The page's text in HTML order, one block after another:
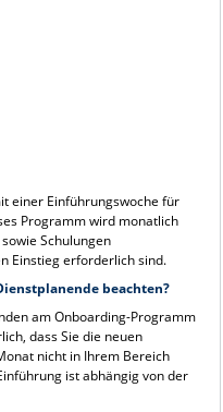
einer Einführungswoche für
Programm wird monatlich
Schulungen
Einstieg erforderlich sind.
beachten?
am Onboarding-Programm
dass Sie die neuen
nicht in Ihrem Bereich
ist abhängig von der